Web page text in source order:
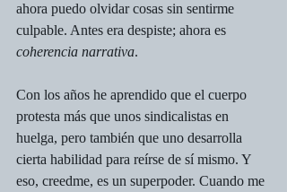
ahora puedo olvidar cosas sin sentirme
culpable. Antes era despiste; ahora es
coherencia narrativa.
Con los años he aprendido que el cuerpo
protesta más que unos sindicalistas en
huelga, pero también que uno desarrolla
cierta habilidad para reírse de sí mismo. Y
eso, creedme, es un superpoder. Cuando me